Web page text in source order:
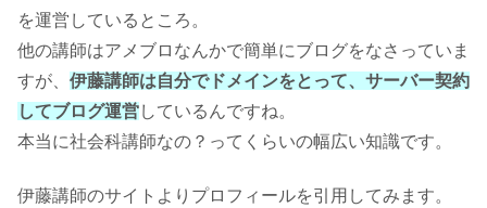
を運営しているところ。
他の講師はアメブロなんかで簡単にブログをなさっていま
すが、 伊藤講師は自分でドメインをとって、サーバー契約
してブログ運営しているんですね。
本当に社会科講師なの？ってくらいの幅広い知識です。
伊藤講師のサイトよりプロフィールを引用してみます。